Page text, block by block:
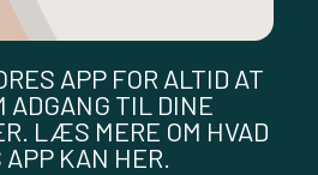
APP FOR ALTID AT
ADGANG TIL DINE
LÆS MERE OM HVAD
APP KAN HER.